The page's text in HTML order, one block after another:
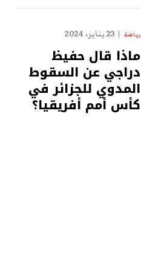
رياضة 23 يناير، 2024
ماذا قال حفيظ
دراجي عن السقوط
المدوي للجزائر في
كأس أمم أفريقيا؟